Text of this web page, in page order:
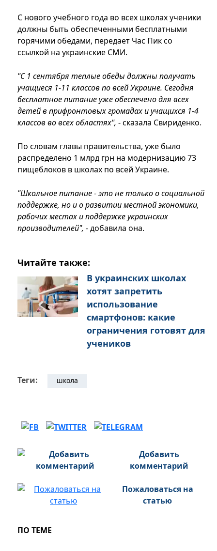
С нового учебного года во всех школах ученики
должны быть обеспеченными бесплатными
горячими обедами, передает Час Пик со
ссылкой на украинские СМИ.
"С 1 сентября теплые обеды должны получать
учащиеся 1-11 классов по всей Украине. Сегодня
бесплатное питание уже обеспечено для всех
детей в прифронтовых громадах и учащихся 1-4
классов во всех областях", - сказала Свириденко.
По словам главы правительства, уже было
распределено 1 млрд грн на модернизацию 73
пищеблоков в школах по всей Украине.
"Школьное питание - это не только о социальной
поддержке, но и о развитии местной экономики,
рабочих местах и ​​поддержке украинских
производителей", - добавила она.
Читайте также:
В украинских школах
хотят запретить
использование
смартфонов: какие
ограничения готовят для
учеников
Теги: школа
Добавить
комментарий
Пожаловаться на
статью
ПО ТЕМЕ